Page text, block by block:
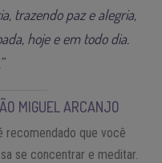
trazendo paz e alegria,
hoje e em todo dia.
MIGUEL ARCANJO
recomendado que você
se concentrar e meditar.